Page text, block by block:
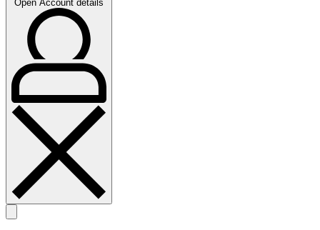
Open Account details